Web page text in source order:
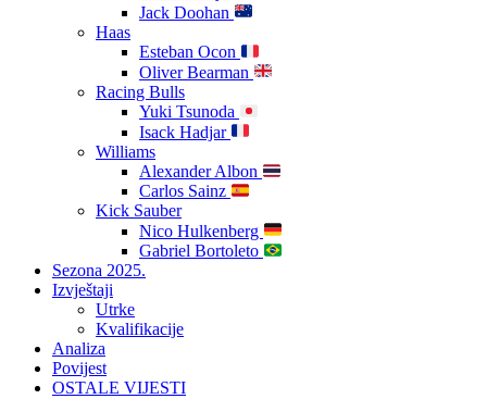
Jack Doohan
Haas
Esteban Ocon
Oliver Bearman
Racing Bulls
Yuki Tsunoda
Isack Hadjar
Williams
Alexander Albon
Carlos Sainz
Kick Sauber
Nico Hulkenberg
Gabriel Bortoleto
Sezona 2025.
Izvještaji
Utrke
Kvalifikacije
Analiza
Povijest
OSTALE VIJESTI